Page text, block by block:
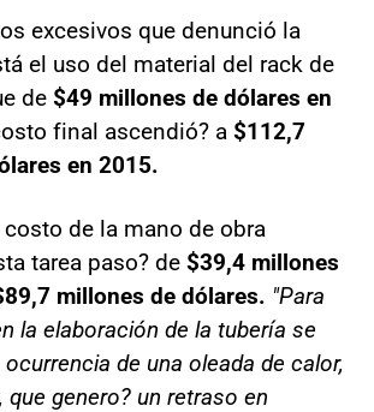
excesivos que denunció la
el uso del material del rack de
de $49 millones de dólares en
final ascendió? a $112,7
en 2015.
de la mano de obra
tarea paso? de $39,4 millones
millones de dólares. "Para
la elaboración de la tubería se
de una oleada de calor,
que genero? un retraso en